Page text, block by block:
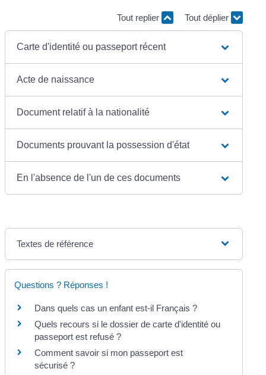
Tout replier Tout déplier
Carte d'identité ou passeport récent
Acte de naissance
Document relatif à la nationalité
Documents prouvant la possession d'état
En l'absence de l'un de ces documents
Textes de référence
Questions ? Réponses !
Dans quels cas un enfant est-il Français ?
Quels recours si le dossier de carte d'identité ou
passeport est refusé ?
Comment savoir si mon passeport est
sécurisé ?